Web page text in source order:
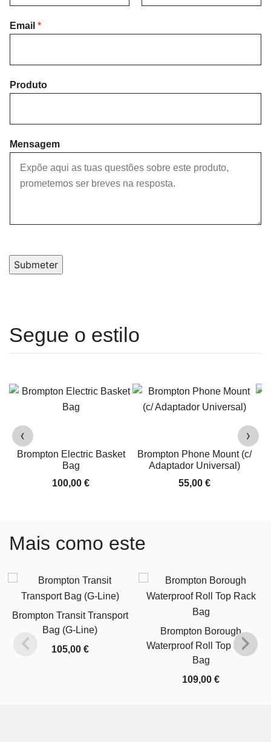
t
Email *
Produto
Mensagem
Submeter
‹
Brompton Electric Basket
Bag
100,00 €
Brompton Phone Mount (c/
Adaptador Universal)
55,00 €
›
Mais como este
Brompton Transit Transport
Bag (G-Line)
105,00 €
Brompton Borough
Waterproof Roll Top Rack
Bag
109,00€